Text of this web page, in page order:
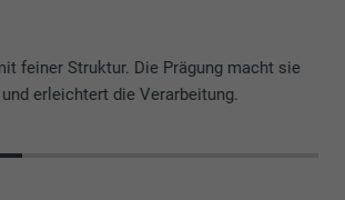
feiner Struktur. Die Prägung macht sie
erleichtert die Verarbeitung.